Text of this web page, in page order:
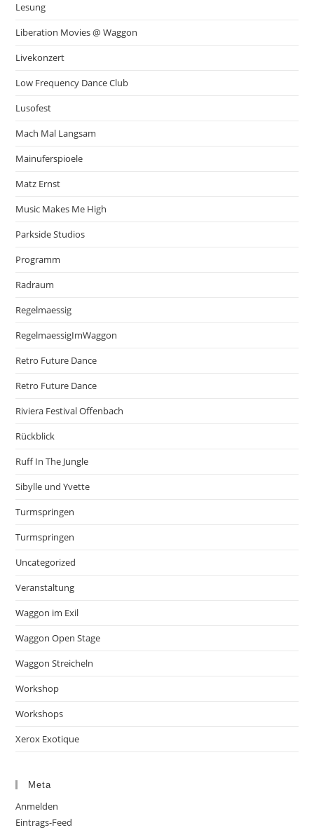
Lesung
Liberation Movies @ Waggon
Livekonzert
Low Frequency Dance Club
Lusofest
Mach Mal Langsam
Mainuferspioele
Matz Ernst
Music Makes Me High
Parkside Studios
Programm
Radraum
Regelmaessig
RegelmaessigImWaggon
Retro Future Dance
Retro Future Dance
Riviera Festival Offenbach
Rückblick
Ruff In The Jungle
Sibylle und Yvette
Turmspringen
Turmspringen
Uncategorized
Veranstaltung
Waggon im Exil
Waggon Open Stage
Waggon Streicheln
Workshop
Workshops
Xerox Exotique
Meta
Anmelden
Eintrags-Feed